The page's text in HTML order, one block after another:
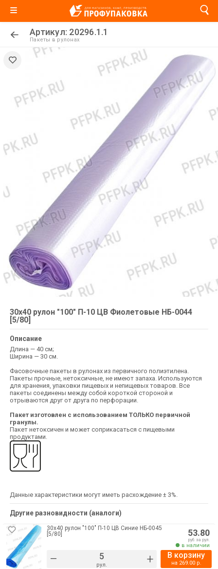
Артикул: 20296.1.1
Пакеты в рулонах
30х40 рулон "100" П-10 ЦВ Фиолетовые НБ-0044
[5/80]
Описание
Длина — 40 см;
Ширина — 30 см.
Фасовочные пакеты в рулонах из первичного полиэтилена.
Пакеты прочные, нетоксичные, не имеют запаха. Используются
для хранения, упаковки пищевых и непищевых товаров. Все
пакеты соединены между собой короткой стороной и
отрываются друг от друга по перфорации.
Пакет изготовлен с использованием ТОЛЬКО первичной
гранулы.
Пакет нетоксичен и может соприкасаться с пищевыми
продуктами.
Данные характеристики могут иметь расхождение ± 3%.
Другие разновидности (аналоги)
30х40 рулон "100" П-10 ЦВ Синие НБ-0045
[5/80]
– рул. +
53.80
руб. за рул.
в наличии
В корзину
на 269.00р.